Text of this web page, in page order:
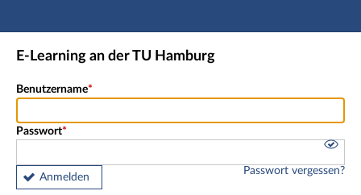
Hauptnavigation
Fußzeile
E-Learning an der TU Hamburg
Benutzername
Passwort
Anmelden
Passwort vergessen?